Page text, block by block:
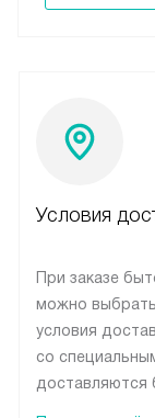
Условия
При заказе
можно
условия
со
доставляются